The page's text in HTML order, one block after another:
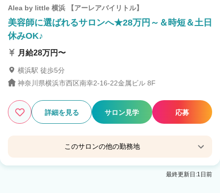
Alea by little 横浜 【アーレアバイリトル】
美容師に選ばれるサロンへ★28万円～＆時短＆土日
休みOK♪
月給28万円〜
横浜駅 徒歩5分
神奈川県横浜市西区南幸2-16-22金属ビル 8F
詳細を見る サロン見学 応募
このサロンの他の勤務地
little 渋谷 【リトルシブヤ】
最終更新日:1日前